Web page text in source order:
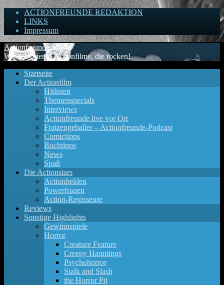
ACTIONFREUNDE REDAKTION
LINKS
Impressum
Actionfreunde
Wir zelebrieren Actionfilme, die rocken!
Startseite
Der Actionfilm
Hitlisten
Themenspecials
Interviews
Actionfreunde live vor Ort
Fratzengeballer – Actionfreunde-Podcast
Comictipps
Buchtipps
News
Spaß
Die Actionstars
Actionhelden
Powerfrauen
Action-Regisseure
Reviews
Sonstige Highlights
Gewinnspiele
Horror
Creature Feature
Creepy Hauntings
Psychohorror
Stalk and Slash
the Horror Pit